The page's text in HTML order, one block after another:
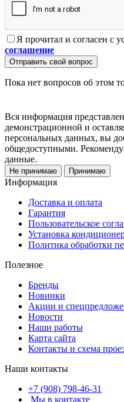
Я прочитал и согласен с
соглашение
Отправить свой вопрос
Пока нет вопросов об этом
Вся информация
демонстрационной и
персональных данных, вы
общедоступными.
данные.
Не принимаю Принимаю
Информация
Доставка и оплата
Гарантия
Пользовательское
Установка
Политика обработки
Полезное
Бренды
Новинки
Акции и
Новости
Наши работы
Карта сайта
Контакты и схема
Наши контакты
+7 (908) 798-46-31
Мы в контакте